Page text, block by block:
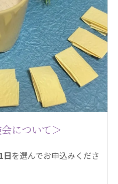
について＞
日を選んでお申込みくださ